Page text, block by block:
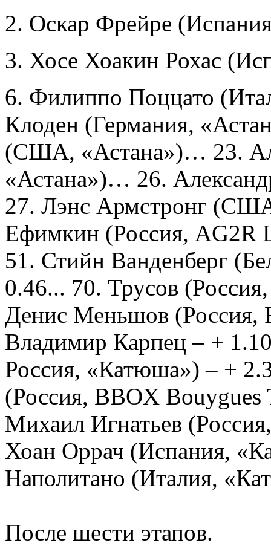
2. Оскар Фрейре
3. Хосе Хоакин Рохас
6. Филиппо Поццато
Клоден (Германия,
(США, «Астана»)… 23.
«Астана»)… 26.
27. Лэнс Армстронг
Ефимкин (Россия, AG2R
51. Стийн Ванденберг
0.46... 70. Трусов
Денис Меньшов (Россия,
Владимир Карпец – +
Россия, «Катюша») – +
(Россия, BBOX Bouygues
Михаил Игнатьев
Хоан Оррач (Испания,
Наполитано (Италия,
После шести этапов.